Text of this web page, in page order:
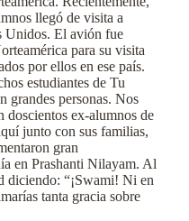
llegó de visita a
Unidos. El avión fue
para su visita
por ellos en ese país.
estudiantes de Tu
grandes personas. Nos
doscientos ex-alumnos de
junto con sus familias,
gran
en Prashanti Nilayam. Al
diciendo: “¡Swami! Ni en
tanta gracia sobre